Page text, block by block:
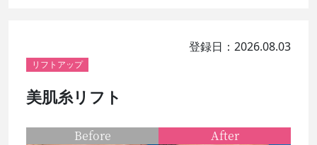
登録日：2026.08.03
リフトアップ
美肌糸リフト
Before After